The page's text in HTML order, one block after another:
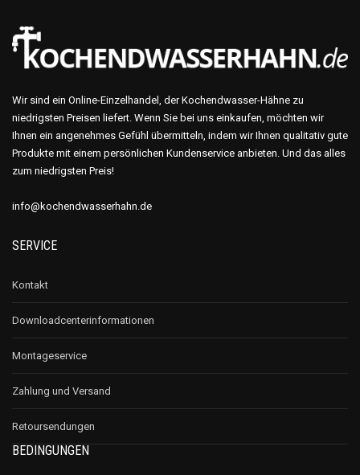
Wir sind ein Online-Einzelhandel, der Kochendwasser-Hähne zu
niedrigsten Preisen liefert. Wenn Sie bei uns einkaufen, möchten wir
Ihnen ein angenehmes Gefühl übermitteln, indem wir Ihnen qualitativ gute
Produkte mit einem persönlichen Kundenservice anbieten. Und das alles
zum niedrigsten Preis!
info@kochendwasserhahn.de
SERVICE
Kontakt
Downloadcenterinformationen
Montageservice
Zahlung und Versand
Retoursendungen
BEDINGUNGEN